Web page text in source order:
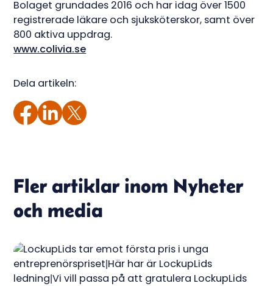
Bolaget grundades 2016 och har idag över 1500
registrerade läkare och sjuksköterskor, samt över
800 aktiva uppdrag.
www.colivia.se
Dela artikeln:
Fler artiklar inom Nyheter
och media